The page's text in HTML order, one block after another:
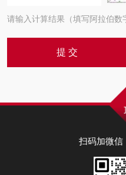
请输入计算结果（填写阿拉伯数
扫码加微信